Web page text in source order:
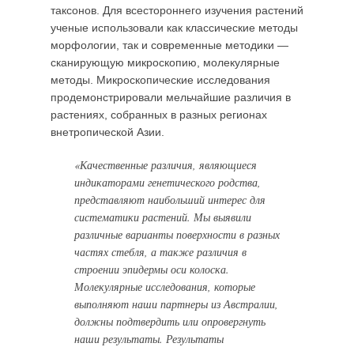
таксонов. Для всестороннего изучения растений
ученые использовали как классические методы
морфологии, так и современные методики —
сканирующую микроскопию, молекулярные
методы. Микроскопические исследования
продемонстрировали мельчайшие различия в
растениях, собранных в разных регионах
внетропической Азии.
«Качественные различия, являющиеся
индикаторами генетического родства,
представляют наибольший интерес для
систематики растений. Мы выявили
различные варианты поверхности в разных
частях стебля, а также различия в
строении эпидермы оси колоска.
Молекулярные исследования, которые
выполняют наши партнеры из Австралии,
должны подтвердить или опровергнуть
наши результаты. Результаты